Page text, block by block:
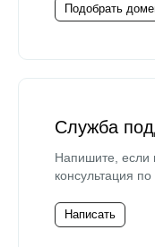
Подобрать
Служба
Напишите,
консультация по
Написать